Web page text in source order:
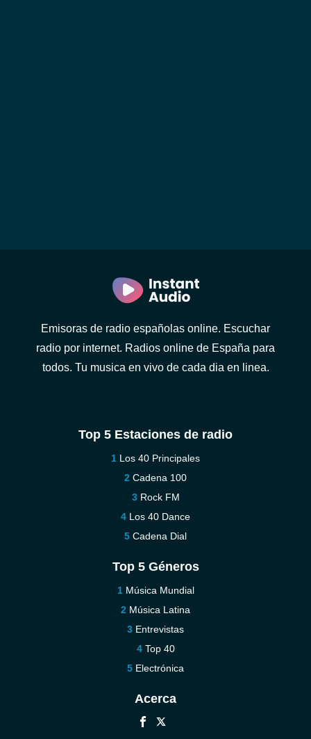
Emisoras de radio españolas online. Escuchar
radio por internet. Radios online de España para
todos. Tu musica en vivo de cada dia en linea.
Top 5 Estaciones de radio
Los 40 Principales
Cadena 100
Rock FM
Los 40 Dance
Cadena Dial
Top 5 Géneros
Música Mundial
Música Latina
Entrevistas
Top 40
Electrónica
Acerca